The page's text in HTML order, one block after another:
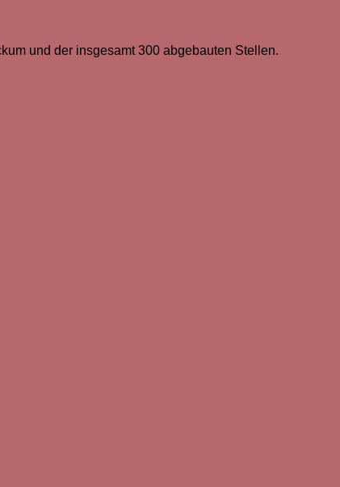
und der insgesamt 300 abgebauten Stellen.